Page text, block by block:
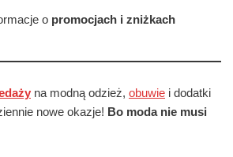
o promocjach i zniżkach
na modną odzież, obuwie i dodatki
nowe okazje! Bo moda nie musi